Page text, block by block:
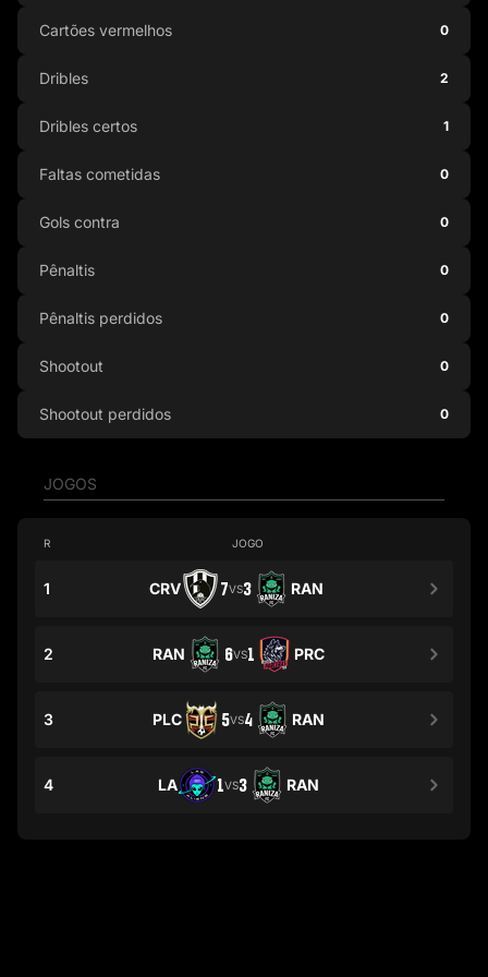
JOGOS
R JOGO
1 CRV 7VS3 RAN
2 RAN 6VS1 PRC
3 PLC 5VS4 RAN
4 LA 1VS3 RAN
Cartões vermelhos 0
Dribles 2
Dribles certos 1
Faltas cometidas 0
Gols contra 0
Pênaltis 0
Pênaltis perdidos 0
Shootout 0
Shootout perdidos 0